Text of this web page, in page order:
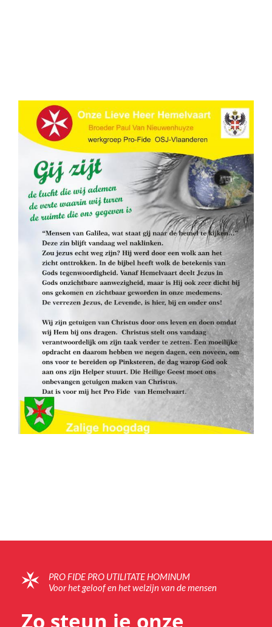
PRO FIDE PRO UTILITATE HOMINUM
Voor het geloof en het welzijn van de mensen
Zo steun je onze